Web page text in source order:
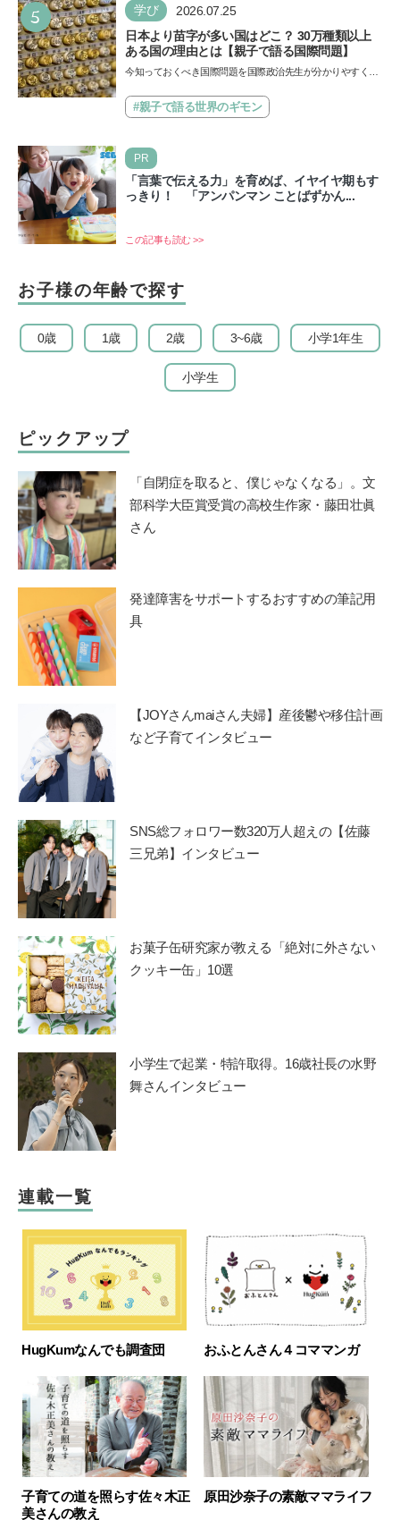
5 学び 2026.07.25
日本より苗字が多い国はどこ？ 30万種類以上
ある国の理由とは【親子で語る国際問題】
今知っておくべき国際問題を国際政治先生が分かりやすく解
類…#親子で語る世界のギモン
PR
「言葉で伝える力」を育めば、イヤイヤ期もす
っきり！ 「アンパンマン ことばずかん...
この記事も読む >>
お子様の年齢で探す
0歳 1歳 2歳 3~6歳 小学1年生
小学生
ピックアップ
「自閉症を取ると、僕じゃなくなる」。文
部科学大臣賞受賞の高校生作家・藤田壮眞
さん
発達障害をサポートするおすすめの筆記用
具
【JOYさんmaiさん夫婦】産後鬱や移住計画
など子育てインタビュー
SNS総フォロワー数320万人超えの【佐藤
三兄弟】インタビュー
お菓子缶研究家が教える「絶対に外さない
クッキー缶」10選
小学生で起業・特許取得。16歳社長の水野
舞さんインタビュー
連載一覧
HugKumなんでも調査団 おふとんさん４コママンガ
子育ての道を照らす佐々木正
美さんの教え
原田沙奈子の素敵ママライフ